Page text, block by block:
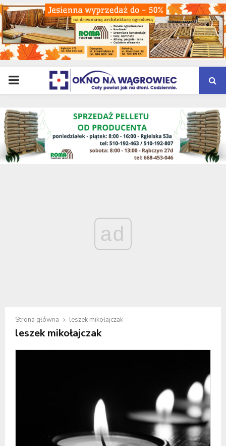
PRIMARY
MENU
ad
Strona główna leszek mikołajczak
leszek mikołajczak